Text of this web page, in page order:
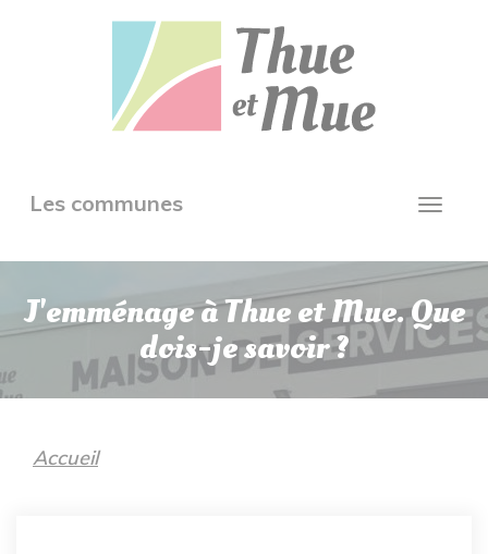
Toggle
Les communes
J'emménage à Thue et Mue. Que
dois-je savoir ?
Accueil
Panneau de gestion des cookies